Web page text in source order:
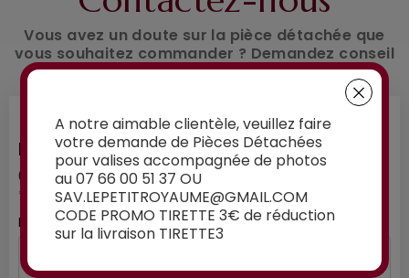
Vous avez un doute sur la pièce détachée que
vous souhaitez commander ? Demandez conseil
à nos experts :
INFORMATIONS SUR VOTRE VALISE
01 / 03
*mentions obligatoires
Marque de la valise*
A notre aimable clientèle, veuillez faire
votre demande de Pièces Détachées
pour valises accompagnée de photos
au 07 66 00 51 37 OU
SAV.LEPETITROYAUME@GMAIL.COM
CODE PROMO TIRETTE 3€ de réduction
sur la livraison TIRETTE3